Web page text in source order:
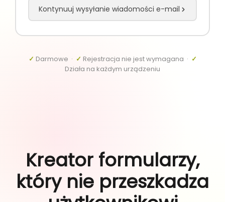
Kontynuuj wysyłanie wiadomości e-mail
✓ Darmowe · ✓ Rejestracja nie jest wymagana · ✓
Działa na każdym urządzeniu
Kreator formularzy,
który nie przeszkadza